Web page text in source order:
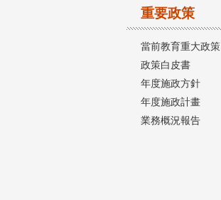
重要政策
當前教育重大政策
政策白皮書
年度施政方針
年度施政計畫
業務概況報告